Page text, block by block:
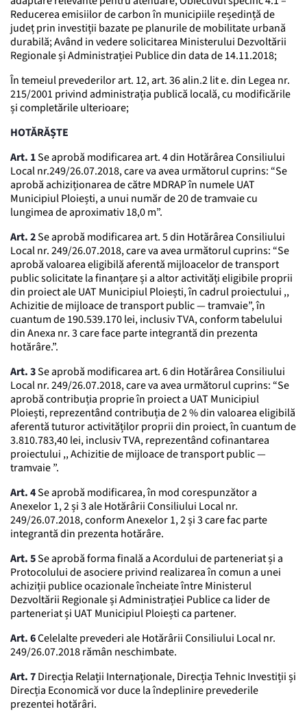
Reducerea emisiilor de carbon în municipiile reședință de
județ prin investiții bazate pe planurile de mobilitate urbană
durabilă; Având in vedere solicitarea Ministerului Dezvoltării
Regionale și Administrației Publice din data de 14.11.2018;
În temeiul prevederilor art. 12, art. 36 alin.2 lit e. din Legea nr.
215/2001 privind administrația publică locală, cu modificările
și completările ulterioare;
HOTĂRĂȘTE
Art. 1Se aprobă modificarea art. 4 din Hotărârea Consiliului
Local nr.249/26.07.2018, care va avea următorul cuprins: “Se
aprobă achiziționarea de către MDRAP în numele UAT
Municipiul Ploiești, a unui număr de 20 de tramvaie cu
lungimea de aproximativ 18,0 m”.
Art. 2Se aprobă modificarea art. 5 din Hotărârea Consiliului
Local nr. 249/26.07.2018, care va avea următorul cuprins: “Se
aprobă valoarea eligibilă aferentă mijloacelor de transport
public solicitate la finanțare și a altor activități eligibile proprii
din proiect ale UAT Municipiul Ploiești, în cadrul proiectului ,,
Achizitie de mijloace de transport public — tramvaie”, în
cuantum de 190.539.170 lei, inclusiv TVA, conform tabelului
din Anexa nr. 3 care face parte integrantă din prezenta
hotărâre.”.
Art. 3Se aprobă modificarea art. 6 din Hotărârea Consiliului
Local nr. 249/26.07.2018, care va avea următorul cuprins: “Se
aprobă contribuția proprie în proiect a UAT Municipiul
Ploiești, reprezentând contribuția de 2 % din valoarea eligibilă
aferentă tuturor activităților proprii din proiect, în cuantum de
3.810.783,40 lei, inclusiv TVA, reprezentând cofinantarea
proiectului ,, Achizitie de mijloace de transport public —
tramvaie ”.
Art. 4Se aprobă modificarea, în mod corespunzător a
Anexelor 1, 2 și 3 ale Hotărârii Consiliului Local nr.
249/26.07.2018, conform Anexelor 1, 2 și 3 care fac parte
integrantă din prezenta hotărâre.
Art. 5Se aprobă forma finală a Acordului de parteneriat și a
Protocolului de asociere privind realizarea în comun a unei
achiziții publice ocazionale încheiate între Ministerul
Dezvoltării Regionale și Administrației Publice ca lider de
parteneriat și UAT Municipiul Ploiești ca partener.
Art. 6Celelalte prevederi ale Hotărârii Consiliului Local nr.
249/26.07.2018 rămân neschimbate.
Art. 7Direcția Relații Internaționale, Direcția Tehnic Investiții și
Direcția Economică vor duce la îndeplinire prevederile
prezentei hotărâri.